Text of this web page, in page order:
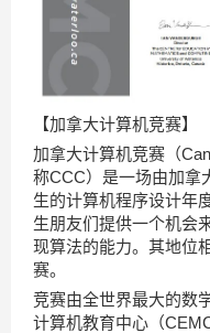
【加拿大计算机竞赛】
加拿大计算机竞赛（
称CCC）是一场由加拿
生的计算机程序设计年
生朋友们提供一个机会
现算法的能力。其地位
赛。
竞赛由全世界最大的数
计算机教育中心（